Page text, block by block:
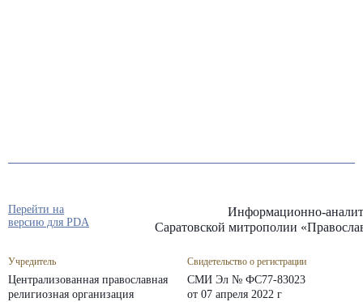
Информационно-
Саратовской митрополии
Учредитель
Централизованная православная
религиозная организация
Свидетельство о регистрации
СМИ Эл № ФС77-83023
от 07 апреля 2022 г
Перейти на
версию для PDA